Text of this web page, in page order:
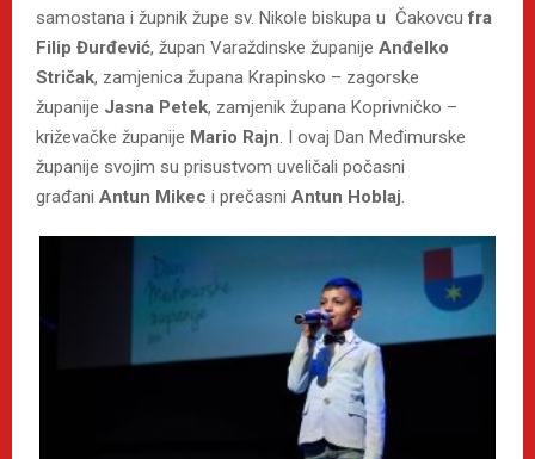
samostana i župnik župe sv. Nikole biskupa u Čakovcufra
Filip Đurđević, župan Varaždinske županije Anđelko
Stričak, zamjenica župana Krapinsko – zagorske
županije Jasna Petek, zamjenik župana Koprivničko –
križevačke županije Mario Rajn. I ovaj Dan Međimurske
županije svojim su prisustvom uveličali počasni
građani Antun Mikec i prečasni Antun Hoblaj.